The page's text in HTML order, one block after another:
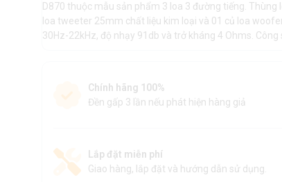
D870 thuộc mẫu sản phẩm 3 loa 3 đường tiếng. Thùng
loa tweeter 25mm chất liệu kim loại và 01 củ loa
30Hz-22kHz, độ nhạy 91db và trở kháng 4 Ohms.
Chính hãng 100%
Đền gấp 3 lần nếu phát hiện hàng giả
Lắp đặt miễn phí
Giao hàng, lắp đặt và hướng dẫn sử dụng.